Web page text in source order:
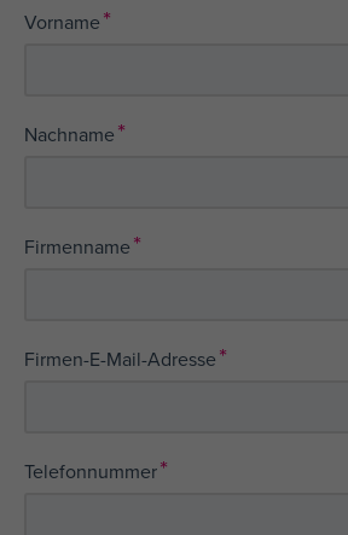
Vorname*
Nachname*
Firmenname*
Firmen-E-Mail-Adresse*
Telefonnummer*